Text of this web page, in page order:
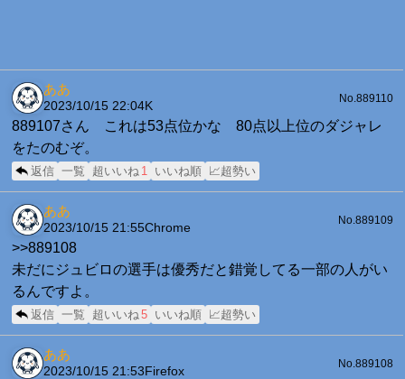
ああ
2023/10/15 22:04K
No.889110
889107さん これは53点位かな 80点以上位のダジャレ
をたのむぞ。
返信 一覧 超いいね 1 いいね順 📈超勢い
ああ
2023/10/15 21:55Chrome
No.889109
>>889108
未だにジュビロの選手は優秀だと錯覚してる一部の人がい
るんですよ。
返信 一覧 超いいね5 いいね順 📈超勢い
ああ
2023/10/15 21:53 Firefox
No.889108